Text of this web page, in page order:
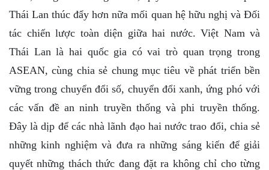
Thái Lan thúc đẩy hơn nữa mối quan hệ hữu nghị và Đối
tác chiến lược toàn diện giữa hai nước. Việt Nam và
Thái Lan là hai quốc gia có vai trò quan trọng trong
ASEAN, cùng chia sẻ chung mục tiêu về phát triển bền
vững trong chuyển đổi số, chuyển đổi xanh, ứng phó với
các vấn đề an ninh truyền thống và phi truyền thống.
Đây là dịp để các nhà lãnh đạo hai nước trao đổi, chia sẻ
những kinh nghiệm và đưa ra những sáng kiến để giải
quyết những thách thức đang đặt ra không chỉ cho từng